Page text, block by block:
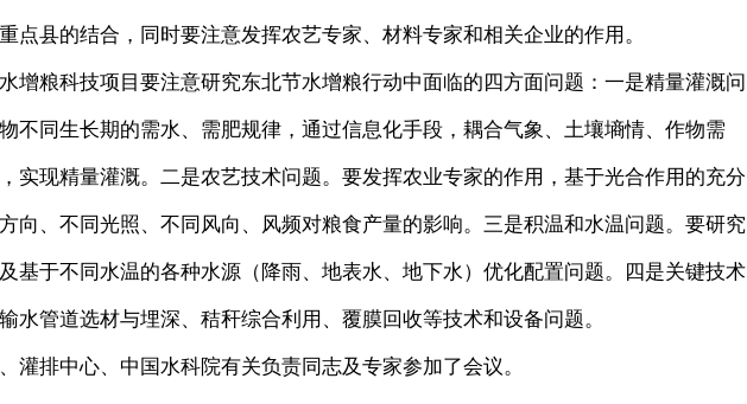
点县的结合，同时要注意发挥农艺专家、材料专家和相关企业的作用。
粮科技项目要注意研究东北节水增粮行动中面临的四方面问题：一是精量灌溉问
不同生长期的需水、需肥规律，通过信息化手段，耦合气象、土壤墒情、作物需
实现精量灌溉。二是农艺技术问题。要发挥农业专家的作用，基于光合作用的充分
向、不同光照、不同风向、风频对粮食产量的影响。三是积温和水温问题。要研究
基于不同水温的各种水源（降雨、地表水、地下水）优化配置问题。四是关键技术
水管道选材与埋深、秸秆综合利用、覆膜回收等技术和设备问题。
排中心、中国水科院有关负责同志及专家参加了会议。